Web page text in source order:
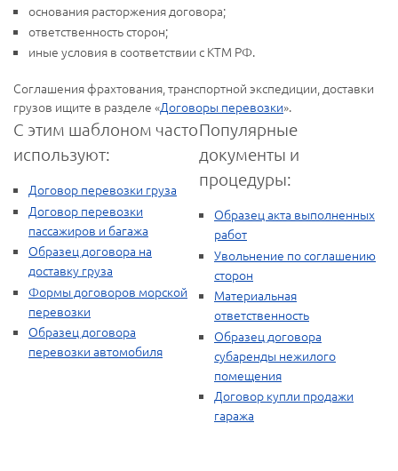
основания расторжения договора;
ответственность сторон;
иные условия в соответствии с КТМ РФ.
Соглашения фрахтования, транспортной экспедиции, доставки
грузов ищите в разделе «Договоры перевозки».
С этим шаблоном часто
используют:
Договор перевозки груза
Договор перевозки
пассажиров и багажа
Образец договора на
доставку груза
Формы договоров морской
перевозки
Образец договора
перевозки автомобиля
Популярные
документы и
процедуры:
Образец акта выполненных
работ
Увольнение по соглашению
сторон
Материальная
ответственность
Образец договора
субаренды нежилого
помещения
Договор купли продажи
гаража